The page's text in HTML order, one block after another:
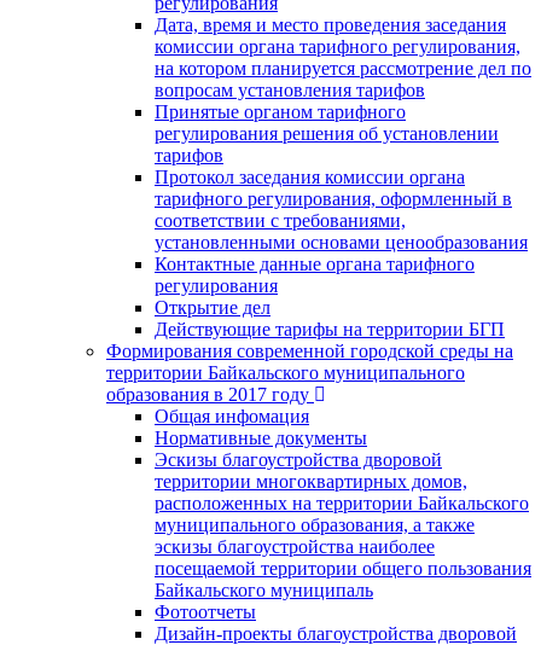
Дата, время и место проведения заседания
комиссии органа тарифного регулирования,
на котором планируется рассмотрение дел по
вопросам установления тарифов
Принятые органом тарифного
регулирования решения об установлении
тарифов
Протокол заседания комиссии органа
тарифного регулирования, оформленный в
соответствии с требованиями,
установленными основами ценообразования
Контактные данные органа тарифного
регулирования
Открытие дел
Действующие тарифы на территории БГП
Формирования современной городской среды на
территории Байкальского муниципального
образования в 2017 году
Общая инфомация
Нормативные документы
Эскизы благоустройства дворовой
территории многоквартирных домов,
расположенных на территории Байкальского
муниципального образования, а также
эскизы благоустройства наиболее
посещаемой территории общего пользования
Байкальского муниципаль
Фотоотчеты
Дизайн-проекты благоустройства дворовой